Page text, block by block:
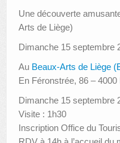
Une découverte
Arts de Liège)
Dimanche 15 septembre
Au Beaux-Arts de Liège
En Féronstrée, 86 – 4000
Dimanche 15 septembre
Visite : 1h30
Inscription Office du